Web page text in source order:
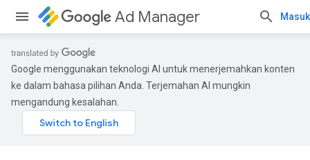
Ad Manager Masuk
Google menggunakan teknologi AI untuk menerjemahkan konten
ke dalam bahasa pilihan Anda. Terjemahan AI mungkin
mengandung kesalahan.